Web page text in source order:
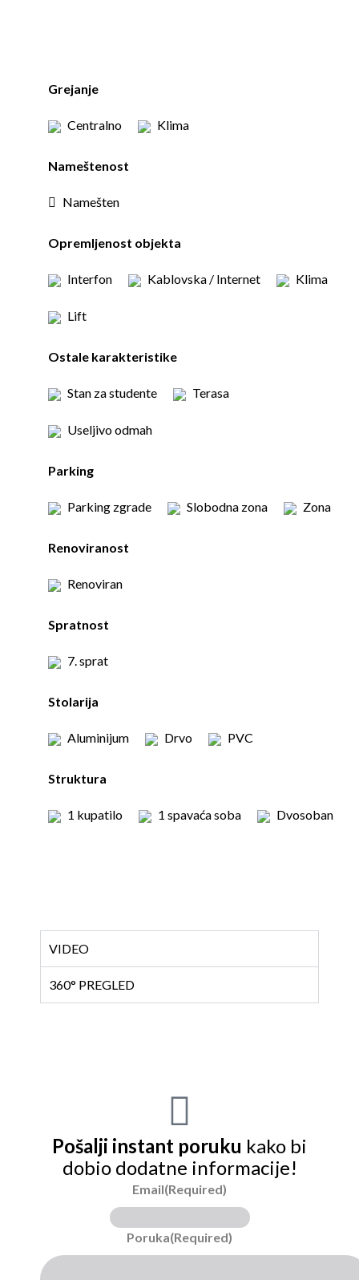
Grejanje
Centralno Klima
Nameštenost
Namešten
Opremljenost objekta
Interfon Kablovska / Internet Klima
Lift
Ostale karakteristike
Stan za studente Terasa
Useljivo odmah
Parking
Parking zgrade Slobodna zona Zona
Renoviranost
Renoviran
Spratnost
7. sprat
Stolarija
Aluminijum Drvo PVC
Struktura
1 kupatilo 1 spavaća soba Dvosoban
VIDEO
360° PREGLED
Pošalji instant poruku kako bi
dobio dodatne informacije!
Email(Required)
Poruka(Required)